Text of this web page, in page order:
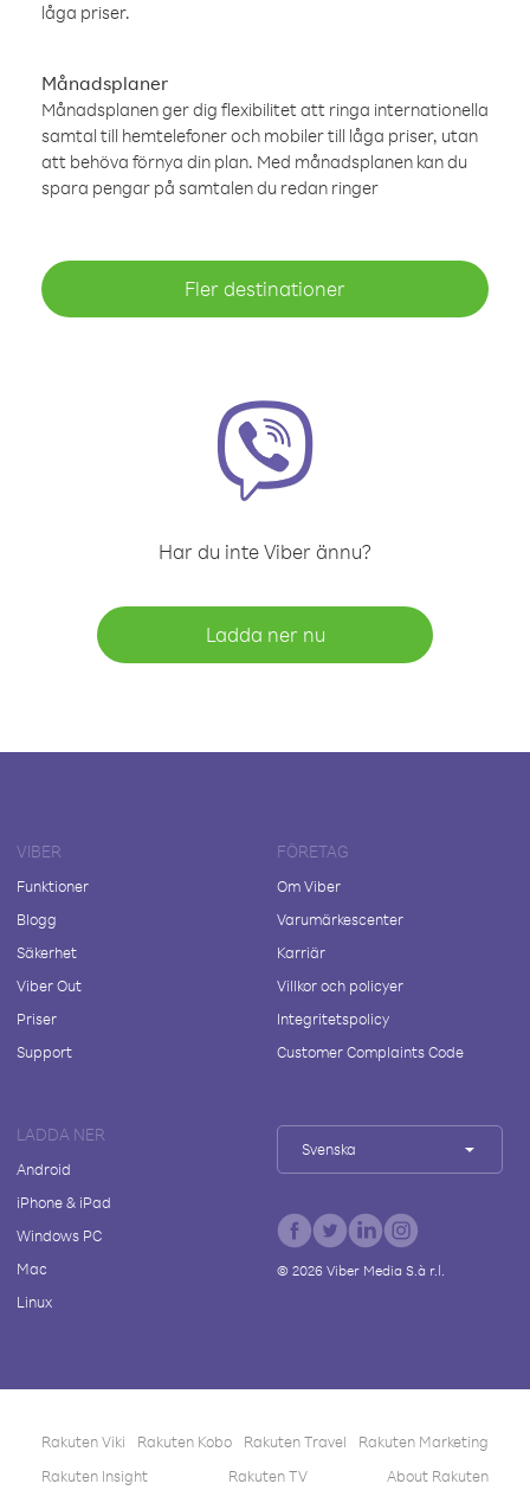
låga priser.
Månadsplaner
Månadsplanen ger dig flexibilitet att ringa internationella
samtal till hemtelefoner och mobiler till låga priser, utan
att behöva förnya din plan. Med månadsplanen kan du
spara pengar på samtalen du redan ringer
Fler destinationer
Har du inte Viber ännu?
Ladda ner nu
VIBER
Funktioner
Blogg
Säkerhet
Viber Out
Priser
Support
FÖRETAG
Om Viber
Varumärkescenter
Karriär
Villkor och policyer
Integritetspolicy
Customer Complaints Code
LADDA NER
Android
iPhone & iPad
Windows PC
Mac
Linux
Svenska
© 2026Viber Media S.à r.l.
Rakuten Viki Rakuten Kobo Rakuten Travel
Rakuten Marketing
Rakuten Insight
Rakuten TV About Rakuten